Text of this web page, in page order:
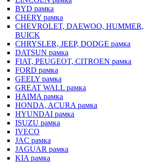
BYD рамка
CHERY рамка
CHEVROLET, DAEWOO, HUMMER,
BUICK
CHRYSLER, JEEP, DODGE рамка
DATSUN рамка
FIAT, PEUGEOT, CITROEN рамка
FORD рамка
GEELY рамка
GREAT WALL рамка
HAIMA рамка
HONDA, ACURA рамка
HYUNDAI рамка
ISUZU рамка
IVECO
JAC рамка
JAGUAR рамка
KIA рамка